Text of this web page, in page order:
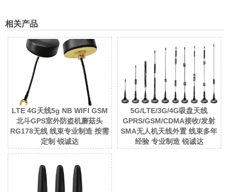
相关产品
LTE 4G天线5g NB WIFI GSM
北斗GPS室外防盗机蘑菇头
RG178无线 线束专业制造 按需
定制 锐诚达
5G/LTE/3G/4G吸盘天线
GPRS/GSM/CDMA接收/发射
SMA无人机天线外置 线束多年
经验 专业制造 锐诚达